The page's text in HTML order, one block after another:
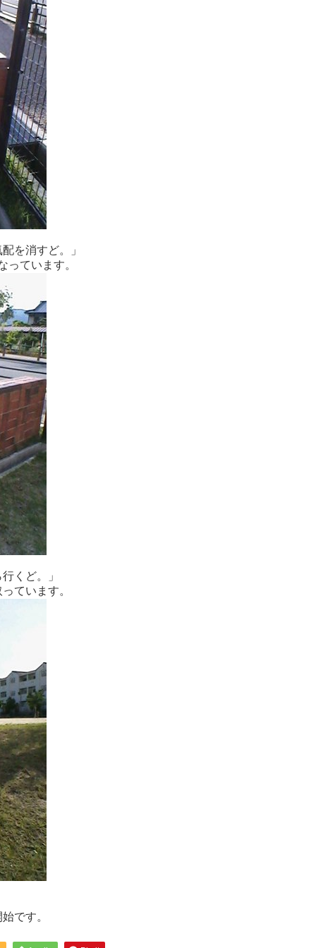
を消すど。」
っています。
くど。」
ています。
です。